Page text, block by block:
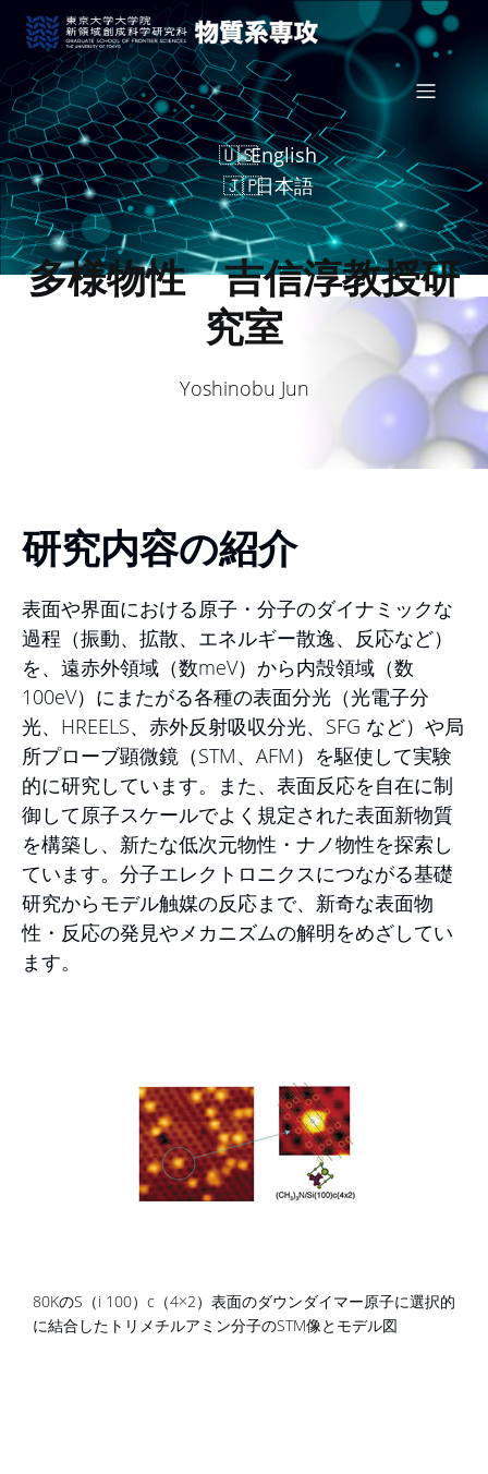
English
日本語
多様物性 吉信淳教授研
究室
Yoshinobu Jun
研究内容の紹介
表面や界面における原子・分子のダイナミックな
過程（振動、拡散、エネルギー散逸、反応など）
を、遠赤外領域（数meV）から内殻領域（数
100eV）にまたがる各種の表面分光（光電子分
光、HREELS、赤外反射吸収分光、SFG など）や局
所プローブ顕微鏡（STM、AFM）を駆使して実験
的に研究しています。また、表面反応を自在に制
御して原子スケールでよく規定された表面新物質
を構築し、新たな低次元物性・ナノ物性を探索し
ています。分子エレクトロニクスにつながる基礎
研究からモデル触媒の反応まで、新奇な表面物
性・反応の発見やメカニズムの解明をめざしてい
ます。
80KのS（i 100）c（4×2）表面のダウンダイマー原子に選択的
に結合したトリメチルアミン分子のSTM像とモデル図